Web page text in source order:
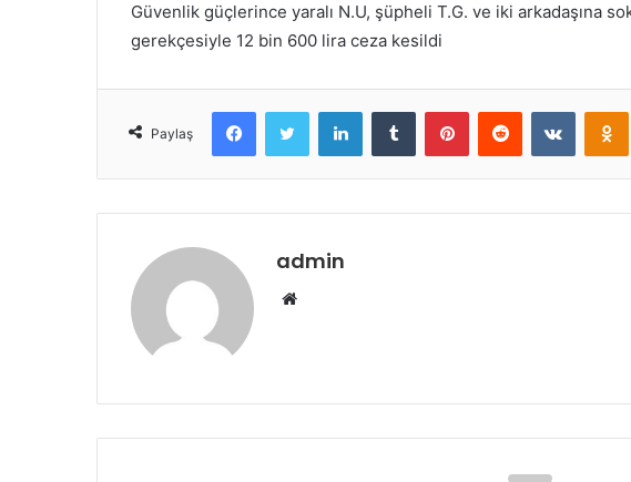
Güvenlik güçlerince yaralı N.U, şüpheli T.G. ve iki arkadaşına
gerekçesiyle 12 bin 600 lira ceza kesildi
Paylaş
FacebookTwitter LinkedInTumblr PinterestReddit
admin
Web